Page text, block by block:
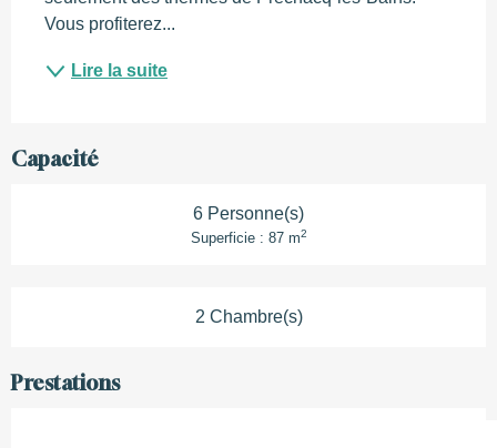
Vous profiterez...
Lire la suite
Capacité
6 Personne(s)
Superficie : 87 m2
2 Chambre(s)
Prestations